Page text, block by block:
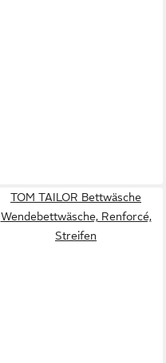
TOM TAILOR Bettwäsche
Wendebettwäsche, Renforcé,
Streifen